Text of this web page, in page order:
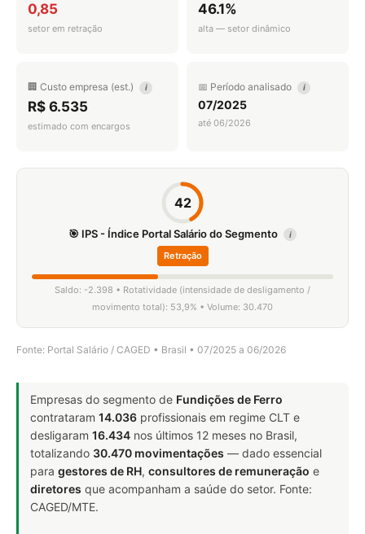
0,85
setor em retração
46.1%
alta — setor dinâmico
🏢 Custo empresa (est.) i
R$ 6.535
estimado com encargos
📅 Período analisado i
07/2025
até 06/2026
42
🎯 IPS - Índice Portal Salário do Segmento i
Retração
Saldo: -2.398 • Rotatividade (intensidade de desligamento /
movimento total): 53,9% • Volume: 30.470
Fonte: Portal Salário / CAGED • Brasil • 07/2025 a 06/2026
Empresas do segmento de Fundições de Ferro
contrataram 14.036 profissionais em regime CLT e
desligaram 16.434 nos últimos 12 meses no Brasil,
totalizando 30.470 movimentações — dado essencial
para gestores de RH, consultores de remuneração e
diretores que acompanham a saúde do setor. Fonte:
CAGED/MTE.